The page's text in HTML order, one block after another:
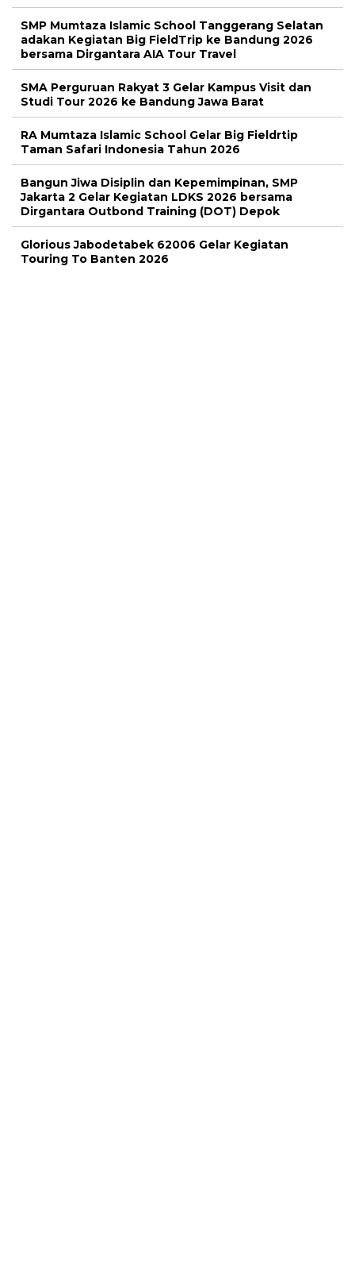
SMP Mumtaza Islamic School Tanggerang Selatan
adakan Kegiatan Big FieldTrip ke Bandung 2026
bersama Dirgantara AIA Tour Travel
SMA Perguruan Rakyat 3 Gelar Kampus Visit dan
Studi Tour 2026 ke Bandung Jawa Barat
RA Mumtaza Islamic School Gelar Big Fieldrtip
Taman Safari Indonesia Tahun 2026
Bangun Jiwa Disiplin dan Kepemimpinan, SMP
Jakarta 2 Gelar Kegiatan LDKS 2026 bersama
Dirgantara Outbond Training (DOT) Depok
Glorious Jabodetabek 62006 Gelar Kegiatan
Touring To Banten 2026